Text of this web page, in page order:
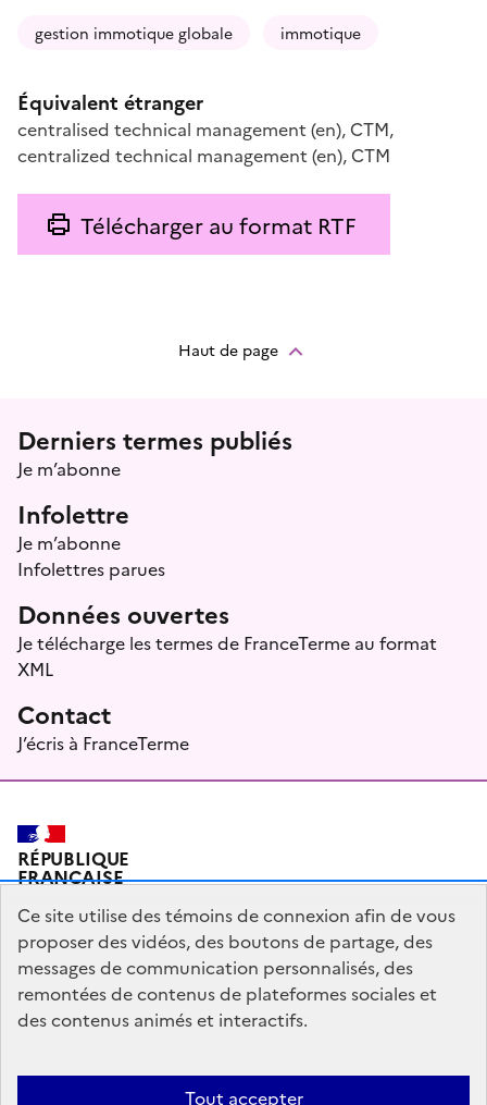
gestion immotique globale immotique
Équivalent étranger
centralised technical management (en), CTM,
centralized technical management (en), CTM
Télécharger au format RTF
Haut de page
Menu prefooter
Derniers termes publiés
Je m’abonne
Infolettre
Je m’abonne
Infolettres parues
Données ouvertes
Je télécharge les termes de FranceTerme au format
XML
Contact
J’écris à FranceTerme
RÉPUBLIQUE
FRANÇAISE
Plan du site Mentions légales Qui sommes-nous ?
Partagez votre expérience pour améliorer les services
Accessibilité : partiellement conforme
Ce site utilise des témoins de connexion afin de vous
proposer des vidéos, des boutons de partage, des
messages de communication personnalisés, des
remontées de contenus de plateformes sociales et
des contenus animés et interactifs.
Tout accepter